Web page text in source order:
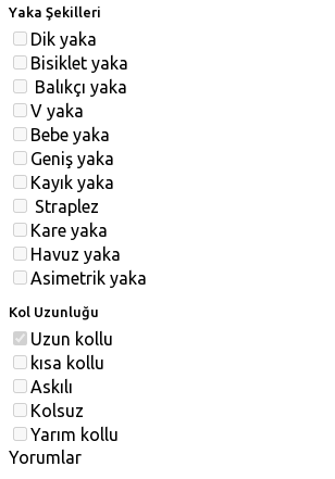
Yaka Şekilleri
Dik yaka
Bisiklet yaka
Balıkçı yaka
V yaka
Bebe yaka
Geniş yaka
Kayık yaka
Straplez
Kare yaka
Havuz yaka
Asimetrik yaka
Kol Uzunluğu
Uzun kollu
kısa kollu
Askılı
Kolsuz
Yarım kollu
Yorumlar